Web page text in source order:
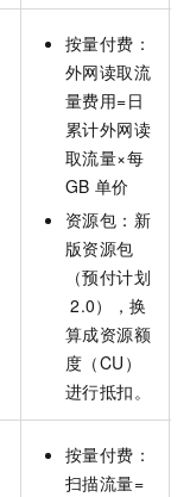
按量付费：
外网读取流
量费用=日
累计外网读
取流量×每
GB 单价
资源包： 新
版资源包
（预付计划
2.0）
，换
算成资源额
度（CU）
进行抵扣。
按量付费：
扫描流量=